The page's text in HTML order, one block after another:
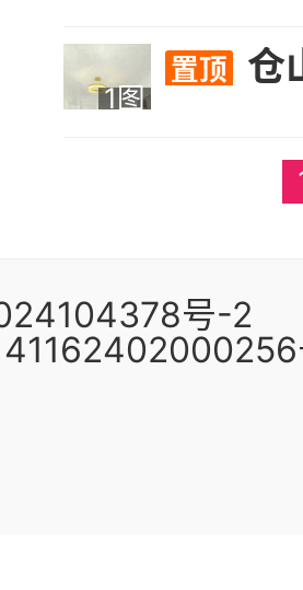
1图
置顶 仓山
号-2